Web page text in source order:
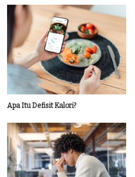
Apa Itu Defisit Kalori?